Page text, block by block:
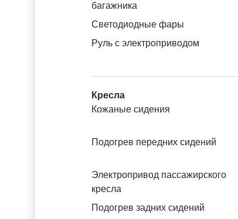
багажника
Светодиодные фары
Руль с электроприводом
Кресла
Кожаные сидения
Подогрев передних сидений
Электропривод пассажирского
кресла
Подогрев задних сидений